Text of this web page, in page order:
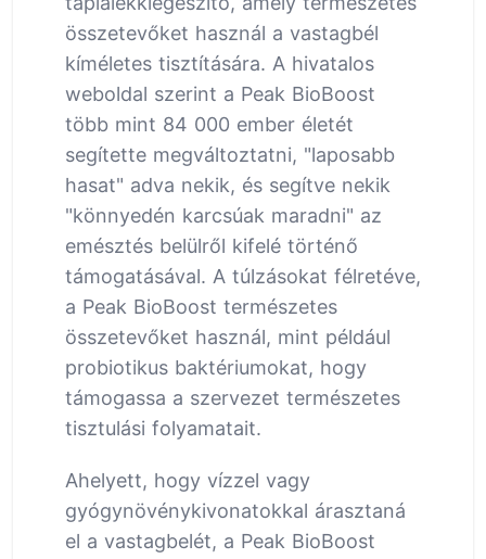
összetevőket használ a vastagbél
kíméletes tisztítására. A hivatalos
weboldal szerint a Peak BioBoost
több mint 84 000 ember életét
segítette megváltoztatni, "laposabb
hasat" adva nekik, és segítve nekik
"könnyedén karcsúak maradni" az
emésztés belülről kifelé történő
támogatásával. A túlzásokat félretéve,
a Peak BioBoost természetes
összetevőket használ, mint például
probiotikus baktériumokat, hogy
támogassa a szervezet természetes
tisztulási folyamatait.
Ahelyett, hogy vízzel vagy
gyógynövénykivonatokkal árasztaná
el a vastagbelét, a Peak BioBoost